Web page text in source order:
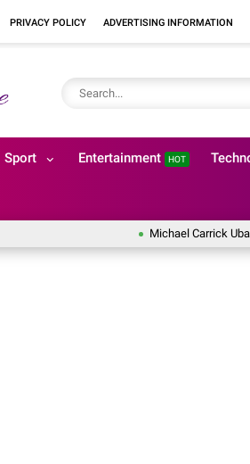
PRIVACY POLICY ADVERTISING INFORMATION
Sport Entertainment HOT
Michael Carrick Ubah